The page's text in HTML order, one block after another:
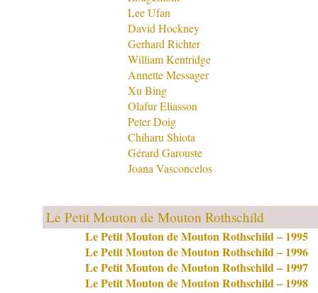
Lee Ufan
David Hockney
Gerhard Richter
William Kentridge
Annette Messager
Xu Bing
Olafur Eliasson
Peter Doig
Chiharu Shiota
Gérard Garouste
Joana Vasconcelos
Le Petit Mouton de Mouton Rothschild
Le Petit Mouton de Mouton Rothschild – 1995
Le Petit Mouton de Mouton Rothschild – 1996
Le Petit Mouton de Mouton Rothschild – 1997
Le Petit Mouton de Mouton Rothschild – 1998